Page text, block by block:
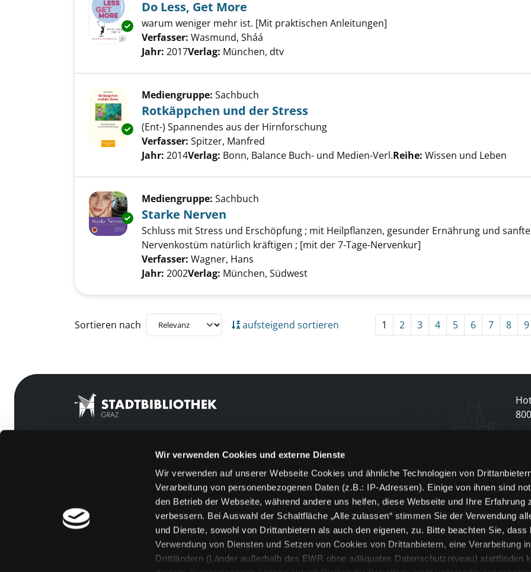
Wir verwenden Cookies und externe Dienste
Wir verwenden auf unserer Webseite Cookies und ähnliche Technologien von
Verarbeitung von personenbezogenen Daten (z.B.: IP-Adressen). Einige von ihnen sind
den Betrieb der Webseite, während andere uns helfen, diese Webseite und Ihre Erfahrung
verbessern. Bei Auswahl der Schaltfläche „Alle zulassen“ stimmen Sie der Verwendung
und Dienste, sowohl von Drittanbietern als auch den eigenen, zu. Bitte beachten Sie, dass
Verwendung von Diensten und Setzen von Cookies von Drittanbietern, eine Verarbeitung
Drittländern (Länder außerhalb des EWR ohne adäquates Datenschutzniveau) stattfinden
Exemplar-Details von Do Less, Get More anzeigen
Do Less, Get More
warum weniger mehr ist. [Mit praktischen Anleitungen]
Verfasser: Wasmund, Sháá
Jahr: 2017Verlag: München, dtv
Exemplar-Details von Rotkäppchen und der Stress anzeigen
Mediengruppe: Sachbuch
Rotkäppchen und der Stress
(Ent-) Spannendes aus der Hirnforschung
Verfasser: Spitzer, Manfred
Jahr: 2014Verlag: Bonn, Balance Buch- und Medien-Verl.Reihe: Wissen und Leben
Exemplar-Details von Starke Nerven anzeigen
Mediengruppe: Sachbuch
Starke Nerven
Schluss mit Stress und Erschöpfung ; mit Heilpflanzen, gesunder Ernährung und
Nervenkostüm natürlich kräftigen ; [mit der 7-Tage-Nervenkur]
Verfasser: Wagner, Hans
Jahr: 2002Verlag: München, Südwest
Zu den Suchfiltern springen
Sortieren nach aufsteigend sortieren 1 2 3 4 5 6 7 8 9
800
[kju:b]
Feedback
Kontakt
Über uns
Jobs
Medienwunsch
FAQs